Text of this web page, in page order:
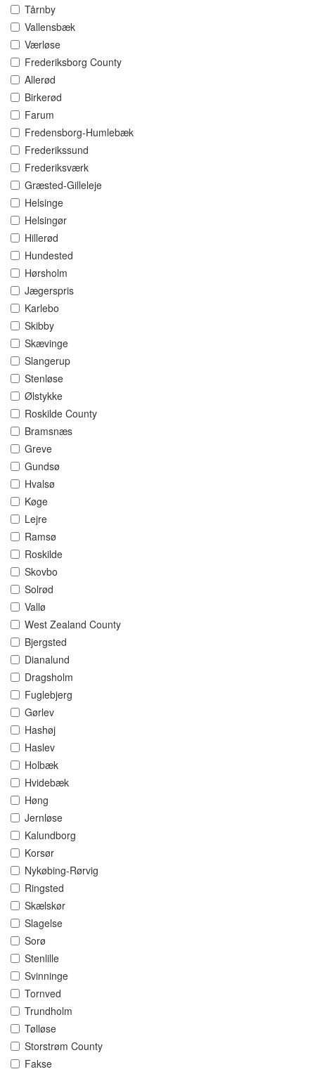
Tårnby
Vallensbæk
Værløse
Frederiksborg County
Allerød
Birkerød
Farum
Fredensborg-Humlebæk
Frederikssund
Frederiksværk
Græsted-Gilleleje
Helsinge
Helsingør
Hillerød
Hundested
Hørsholm
Jægerspris
Karlebo
Skibby
Skævinge
Slangerup
Stenløse
Ølstykke
Roskilde County
Bramsnæs
Greve
Gundsø
Hvalsø
Køge
Lejre
Ramsø
Roskilde
Skovbo
Solrød
Vallø
West Zealand County
Bjergsted
Dianalund
Dragsholm
Fuglebjerg
Gørlev
Hashøj
Haslev
Holbæk
Hvidebæk
Høng
Jernløse
Kalundborg
Korsør
Nykøbing-Rørvig
Ringsted
Skælskør
Slagelse
Sorø
Stenlille
Svinninge
Tornved
Trundholm
Tølløse
Storstrøm County
Fakse